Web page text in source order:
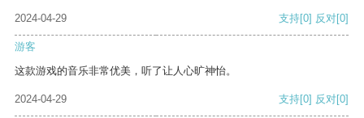
2024-04-29 支持[0] 反对[0]
游客
这款游戏的音乐非常优美，听了让人心旷神怡。
2024-04-29 支持[0] 反对[0]